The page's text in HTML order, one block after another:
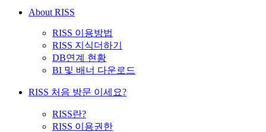
About RISS
RISS 이용방법
RISS 지식더하기
DB연계 현황
BI 및 배너 다운로드
RISS 처음 방문 이세요?
RISS란?
RISS 이용권한